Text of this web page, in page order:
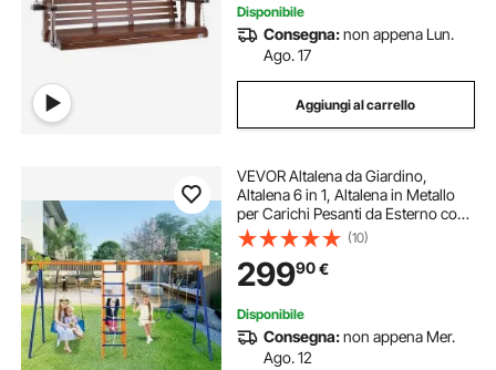
Disponibile
Consegna:non appena Lun.
Ago. 17
Aggiungi al carrello
VEVOR Altalena da Giardino,
Altalena 6 in 1, Altalena in Metallo
per Carichi Pesanti da Esterno con
2 Altalene, Barra a Trapezio, Scala
da Arrampicata, Capacità di 200 kg
per Bambini dai 3 Anni in Su
(10)
29990€
Disponibile
Consegna:non appena Mer.
Ago. 12